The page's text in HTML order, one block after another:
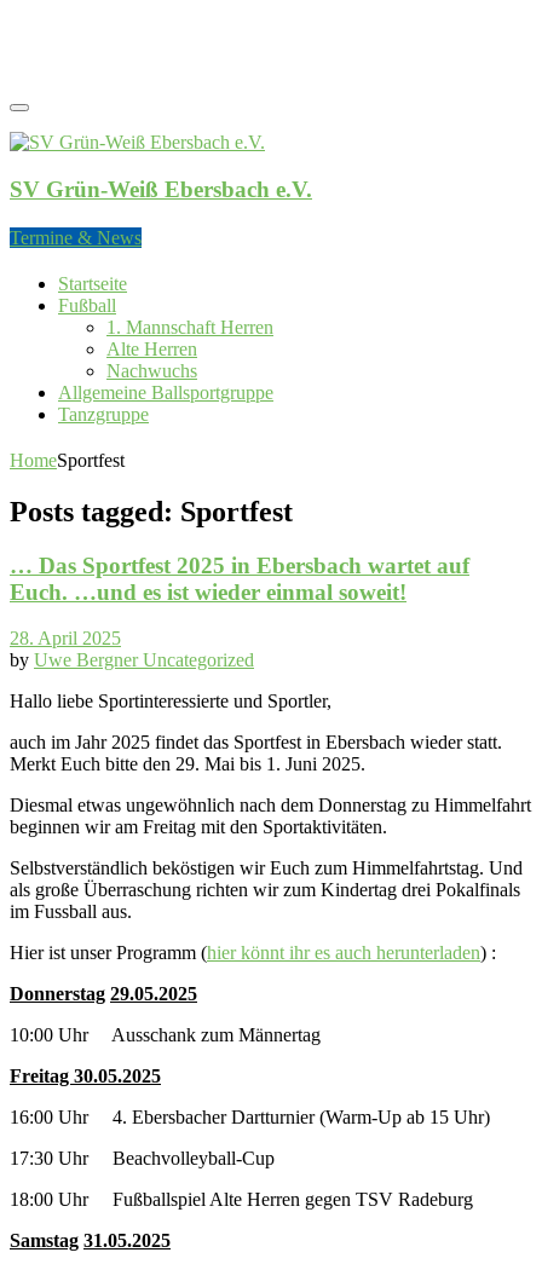
SV Grün-Weiß Ebersbach e.V.
Termine & News
Startseite
Fußball
1. Mannschaft Herren
Alte Herren
Nachwuchs
Allgemeine Ballsportgruppe
Tanzgruppe
HomeSportfest
Posts tagged: Sportfest
… Das Sportfest 2025 in Ebersbach wartet auf
Euch. …und es ist wieder einmal soweit!
28. April 2025
by Uwe BergnerUncategorized
Hallo liebe Sportinteressierte und Sportler,
auch im Jahr 2025 findet das Sportfest in Ebersbach wieder statt.
Merkt Euch bitte den 29. Mai bis 1. Juni 2025.
Diesmal etwas ungewöhnlich nach dem Donnerstag zu Himmelfahrt
beginnen wir am Freitag mit den Sportaktivitäten.
Selbstverständlich beköstigen wir Euch zum Himmelfahrtstag. Und
als große Überraschung richten wir zum Kindertag drei Pokalfinals
im Fussball aus.
Hier ist unser Programm (hier könnt ihr es auch herunterladen) :
Donnerstag 29.05.2025
10:00 Uhr Ausschank zum Männertag
Freitag 30.05.2025
16:00 Uhr 4. Ebersbacher Dartturnier (Warm-Up ab 15 Uhr)
17:30 Uhr Beachvolleyball-Cup
18:00 Uhr Fußballspiel Alte Herren gegen TSV Radeburg
Samstag 31.05.2025